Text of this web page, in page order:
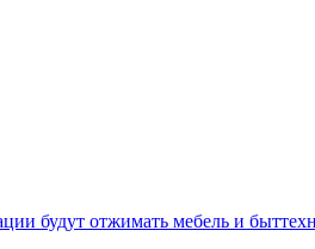
будут отжимать мебель и